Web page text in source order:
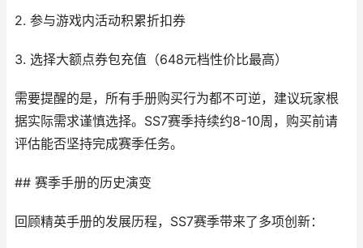
2. 参与游戏内活动积累折扣券
3. 选择大额点券包充值（648元档性价比最高）
需要提醒的是，所有手册购买行为都不可逆，建议玩家根
据实际需求谨慎选择。SS7赛季持续约8-10周，购买前请
评估能否坚持完成赛季任务。
## 赛季手册的历史演变
回顾精英手册的发展历程，SS7赛季带来了多项创新：